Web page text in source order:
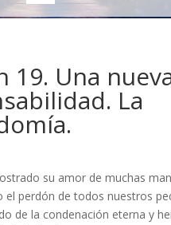
19. Una
La
su amor de muchas
el perdón de todos nuestros
de la condenación eterna y